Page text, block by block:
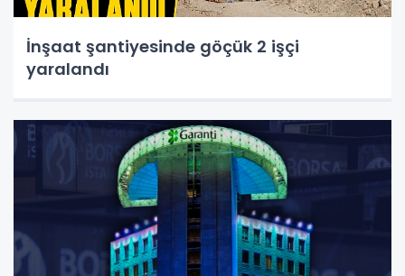
İnşaat şantiyesinde göçük 2 işçi
yaralandı